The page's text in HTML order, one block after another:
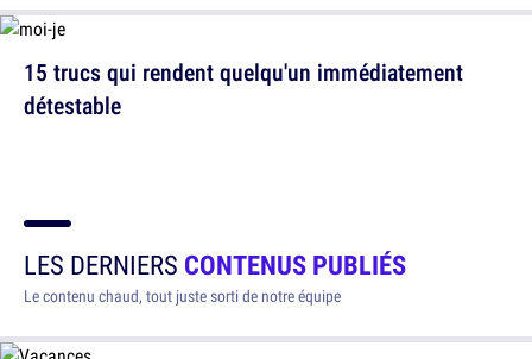
15 trucs qui rendent quelqu'un immédiatement
détestable
LES DERNIERS CONTENUS PUBLIÉS
Le contenu chaud, tout juste sorti de notre équipe